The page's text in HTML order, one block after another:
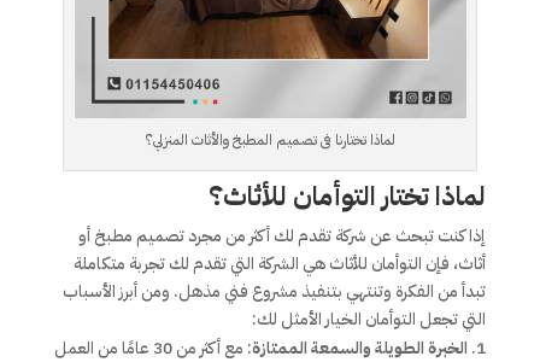
لماذا تختارنا فى تصميم المطبخ والأثاث المنزلي؟
لماذا تختار التوأمان للأثاث؟
إذا كنت تبحث عن شركة تقدم لك أكثر من مجرد تصميم مطبخ أو
أثاث، فإن التوأمان للأثاث هي الشركة التي تقدم لك تجربة متكاملة
تبدأ من الفكرة وتنتهي بتنفيذ مشروع فني مذهل. ومن أبرز الأسباب
التي تجعل التوأمان الخيار الأمثل لك:
الخبرة الطويلة والسمعة الممتازة
: مع أكثر من 30 عامًا من العمل